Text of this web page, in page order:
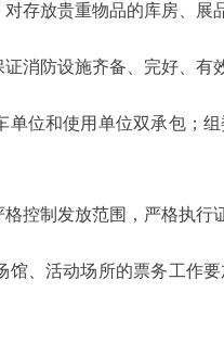
放贵重物品的库房、展
防设施齐备、完好、有
和使用单位双承包；组
制发放范围，严格执行证
活动场所的票务工作要